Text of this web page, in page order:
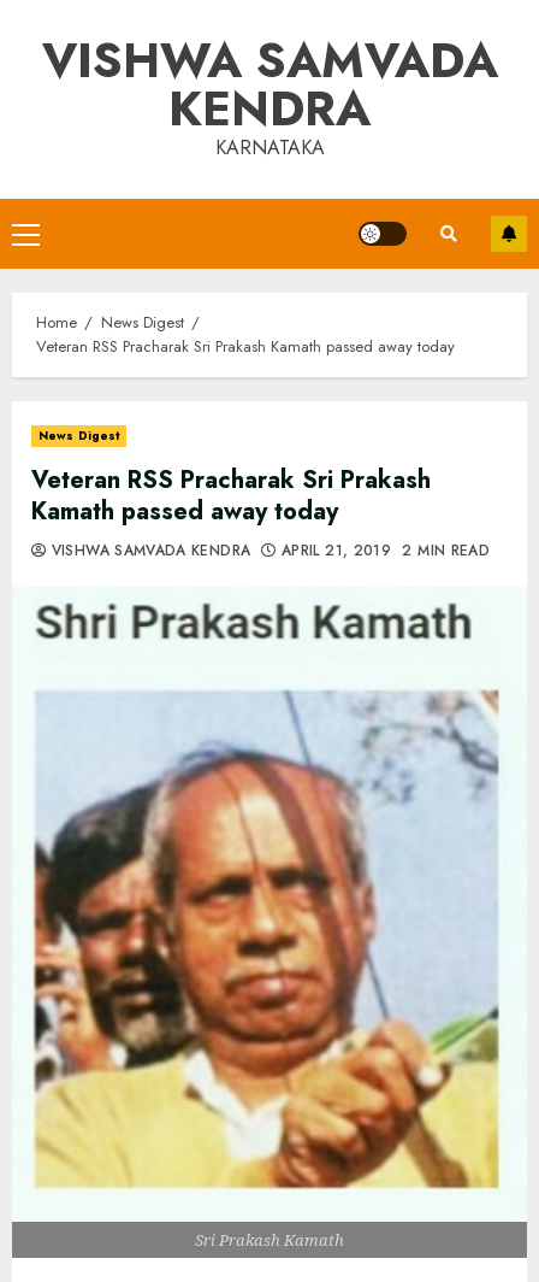
contentVISHWA SAMVADA
KENDRA
KARNATAKA
Primary
Menu
Home
News Digest
Veteran RSS Pracharak Sri Prakash Kamath passed away today
News Digest
Veteran RSS Pracharak Sri Prakash
Kamath passed away today
VISHWA SAMVADA KENDRA APRIL 21, 2019 2 MIN READ
Sri Prakash Kamath